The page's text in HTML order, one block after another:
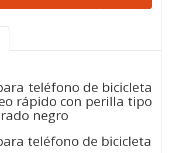
teléfono de bicicleta
rápido con perilla tipo
negro
teléfono de bicicleta